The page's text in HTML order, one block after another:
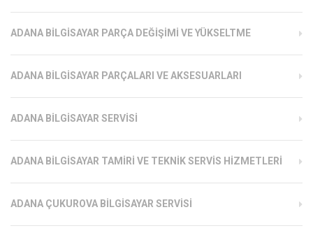
ADANA BILGISAYAR PARÇA DEĞIŞIMI VE YÜKSELTME
ADANA BILGISAYAR PARÇALARI VE AKSESUARLARI
ADANA BILGISAYAR SERVISI
ADANA BILGISAYAR TAMIRI VE TEKNIK SERVIS HIZMETLERI
ADANA ÇUKUROVA BILGISAYAR SERVISI